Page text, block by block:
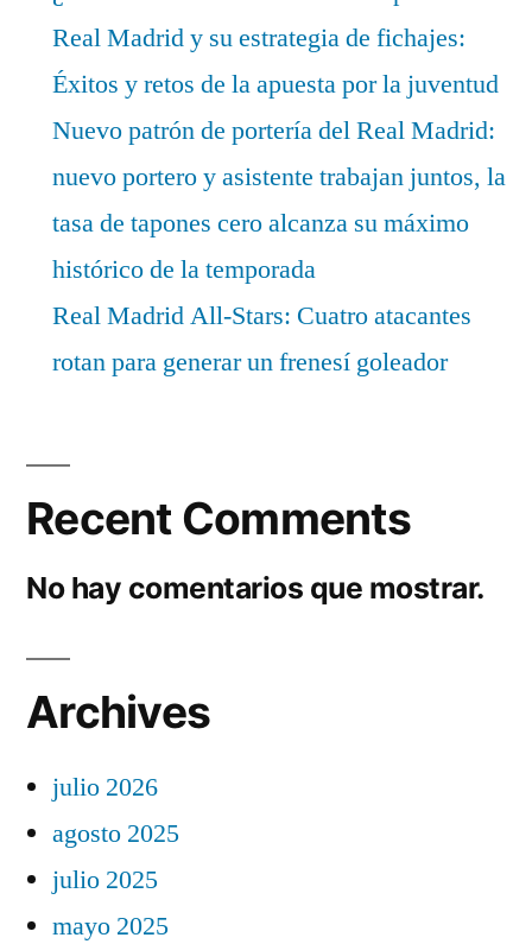
Real Madrid y su estrategia de fichajes:
Éxitos y retos de la apuesta por la juventud
Nuevo patrón de portería del Real Madrid:
nuevo portero y asistente trabajan juntos, la
tasa de tapones cero alcanza su máximo
histórico de la temporada
Real Madrid All-Stars: Cuatro atacantes
rotan para generar un frenesí goleador
Recent Comments
No hay comentarios que mostrar.
Archives
julio 2026
agosto 2025
julio 2025
mayo 2025